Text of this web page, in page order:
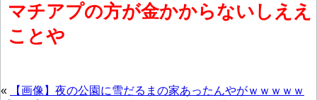
マチアプの方が金かからないしええ
ことや
«
【画像】夜の公園に雪だるまの家あったんやがｗｗｗｗｗ